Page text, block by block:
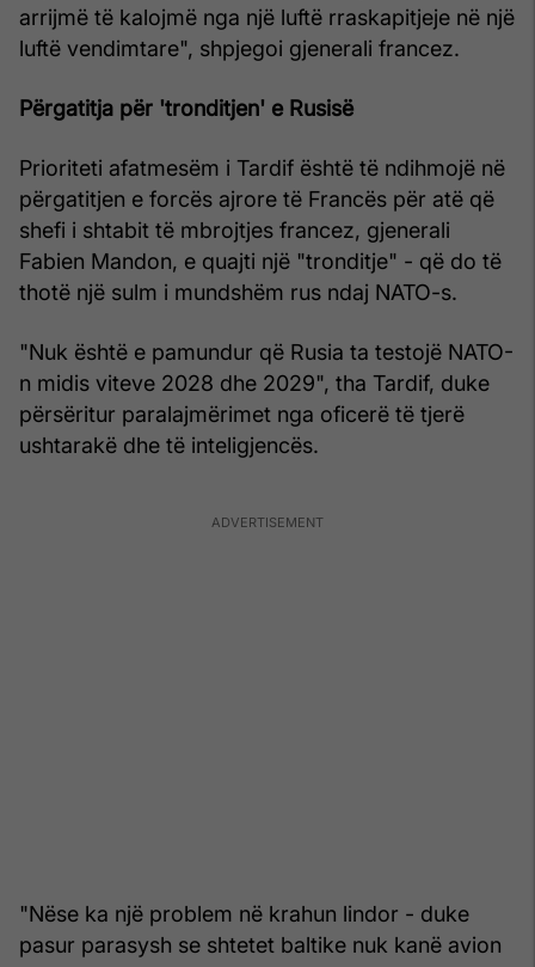
arrijmë të kalojmë nga një luftë rraskapitjeje në një
luftë vendimtare", shpjegoi gjenerali francez.
Përgatitja për 'tronditjen' e Rusisë
Prioriteti afatmesëm i Tardif është të ndihmojë në
përgatitjen e forcës ajrore të Francës për atë që
shefi i shtabit të mbrojtjes francez, gjenerali
Fabien Mandon, e quajti një "tronditje" - që do të
thotë një sulm i mundshëm rus ndaj NATO-s.
"Nuk është e pamundur që Rusia ta testojë NATO-
n midis viteve 2028 dhe 2029", tha Tardif, duke
përsëritur paralajmërimet nga oficerë të tjerë
ushtarakë dhe të inteligjencës.
"Nëse ka një problem në krahun lindor - duke
pasur parasysh se shtetet baltike nuk kanë avion